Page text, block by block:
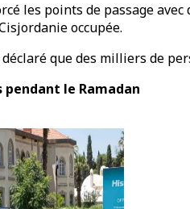
les points de passage
occupée.
que des milliers de
le Ramadan